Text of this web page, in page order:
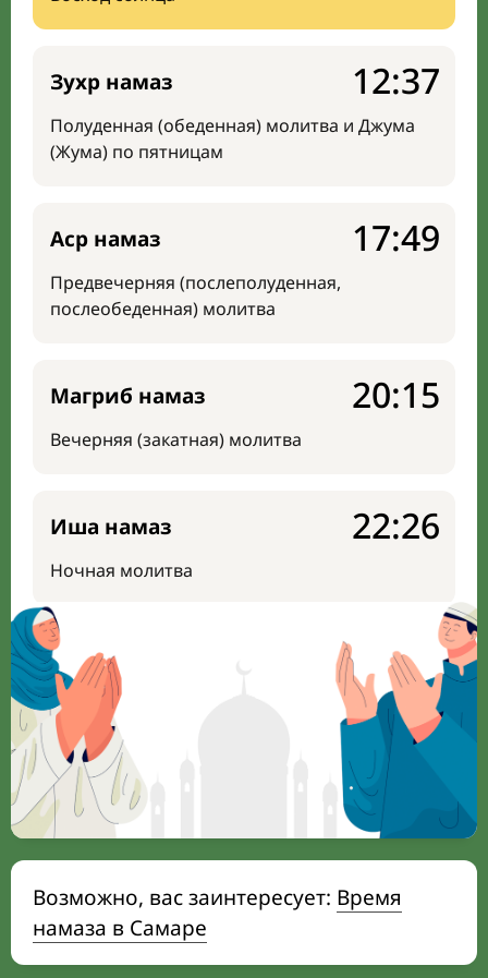
Зухр намаз
Полуденная (обеденная) молитва и Джума
(Жума) по пятницам
12:37
Аср намаз
Предвечерняя (послеполуденная,
послеобеденная) молитва
17:49
Магриб намаз
Вечерняя (закатная) молитва
20:15
Иша намаз
Ночная молитва
22:26
Возможно, вас заинтересует: Время
намаза в Самаре